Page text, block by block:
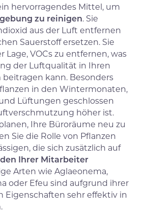
hervorragendes Mittel, um
zu reinigen. Sie
aus der Luft entfernen
Sauerstoff ersetzen. Sie
Lage, VOCs zu entfernen, was
der Luftqualität in Ihren
kann. Besonders
in den Wintermonaten,
Lüftungen geschlossen
höher ist.
Ihre Büroräume neu zu
Sie die Rolle von Pflanzen
die sich zusätzlich auf
Ihrer Mitarbeiter
Arten wie Aglaeonema,
oder Efeu sind aufgrund ihrer
Eigenschaften sehr effektiv in